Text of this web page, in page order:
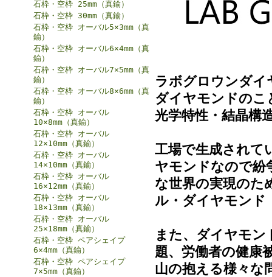
石枠・空枠 25mm（真鍮）
石枠・空枠 30mm（真鍮）
石枠・空枠 オーバル5×3mm（真
鍮）
石枠・空枠 オーバル6×4mm（真
鍮）
石枠・空枠 オーバル7×5mm（真
鍮）
石枠・空枠 オーバル8×6mm（真
鍮）
石枠・空枠 オーバル
10×8mm（真鍮）
石枠・空枠 オーバル
12×10mm（真鍮）
石枠・空枠 オーバル
14×10mm（真鍮）
石枠・空枠 オーバル
16×12mm（真鍮）
石枠・空枠 オーバル
18×13mm（真鍮）
石枠・空枠 オーバル
25×18mm（真鍮）
石枠・空枠 ペアシェイプ
6×4mm（真鍮）
石枠・空枠 ペアシェイプ
7×5mm（真鍮）
ラボグロウンダ
ダイヤモンドのこ
光学特性・結晶構
工場で生成されて
ヤモンドなので紛
な世界の実現のた
ル・ダイヤモン
また、ダイヤモン
題、労働者の健康
山の抱える様々な